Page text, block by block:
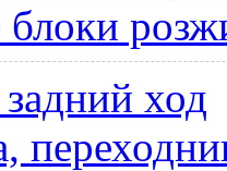
ход